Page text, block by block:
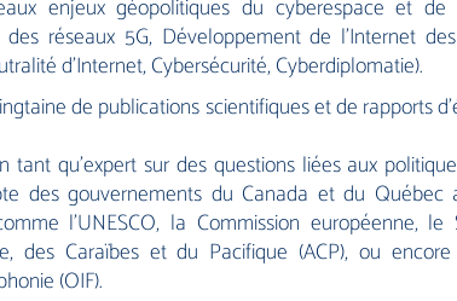
enjeux géopolitiques du cyberespace et
des réseaux 5G, Développement de l’Internet
d’Internet, Cybersécurité, Cyberdiplomatie).
de publications scientifiques et de rapports
qu’expert sur des questions liées aux
des gouvernements du Canada et du Québec
l’UNESCO, la Commission européenne, le
des Caraïbes et du Pacifique (ACP), ou encore
(OIF).